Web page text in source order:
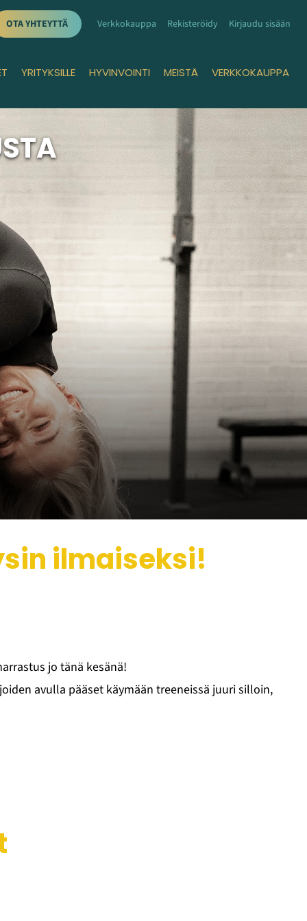
OTA YHTEYTTÄ Verkkokauppa Rekisteröidy Kirjaudu sisään
YRITYKSILLE HYVINVOINTI MEISTÄ VERKKOKAUPPA
ilmaiseksi!
jo tänä kesänä!
avulla pääset käymään treeneissä juuri silloin,